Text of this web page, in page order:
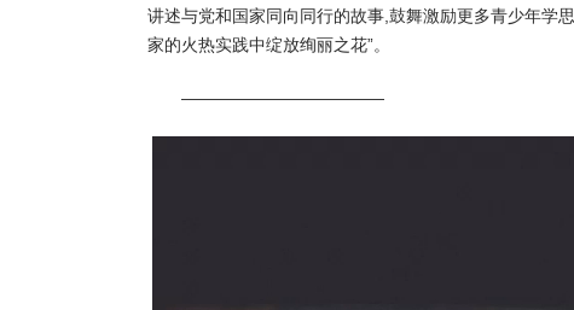
讲述与党和国家同向同行的故事,鼓舞激励更多青少年学
家的火热实践中绽放绚丽之花”。
————————————